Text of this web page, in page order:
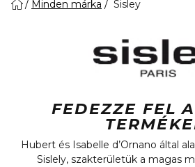
Minden márka Sisley
FEDEZZE FEL
Hubert és Isabelle d’Ornano által
Sislely, szakterületük a magas